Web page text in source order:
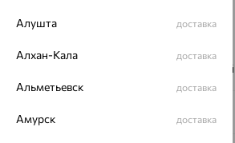
Цвет вставки:
Вес металла:
Бесцветный
Доставка и оплата
Алушта доставка
Алхан-Кала доставка
Альметьевск доставка
Амурск доставка